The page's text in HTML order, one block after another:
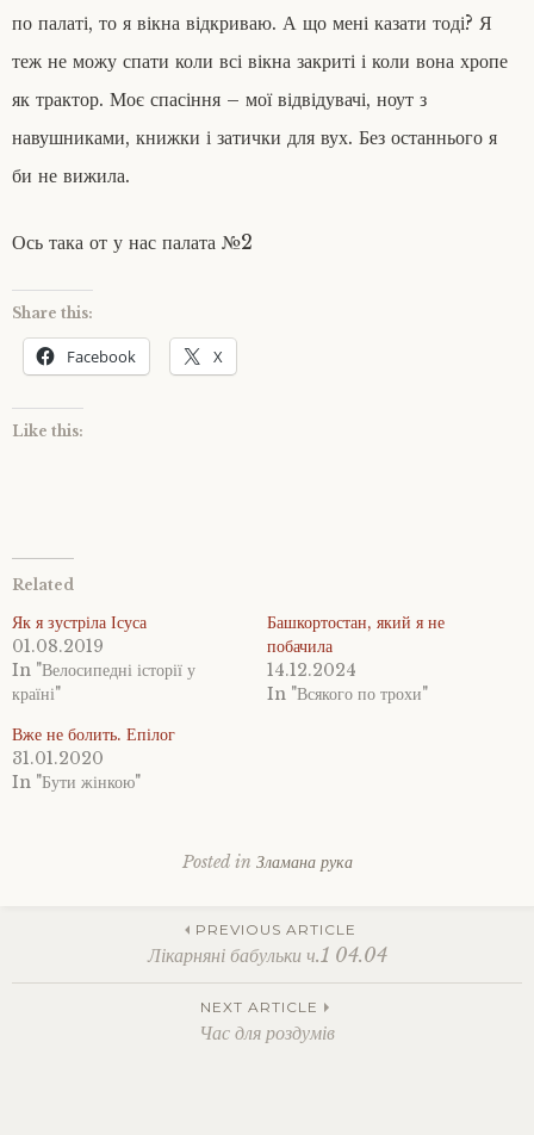
по палаті, то я вікна відкриваю. А що мені казати тоді? Я
теж не можу спати коли всі вікна закриті і коли вона хропе
як трактор. Моє спасіння – мої відвідувачі, ноут з
навушниками, книжки і затички для вух. Без останнього я
би не вижила.
Ось така от у нас палата №2
Share this:
Facebook X
Like this:
Related
Як я зустріла Ісуса
01.08.2019
In "Велосипедні історії у
країні"
Башкортостан, який я не
побачила
14.12.2024
In "Всякого по трохи"
Вже не болить. Епілог
31.01.2020
In "Бути жінкою"
Posted in Зламана рука
navigation
PREVIOUS ARTICLE
Лікарняні бабульки ч.1 04.04
NEXT ARTICLE
Час для роздумів